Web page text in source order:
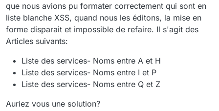
que nous avions pu formater correctement qui sont en
liste blanche XSS, quand nous les éditons, la mise en
forme disparait et impossible de refaire. Il s'agit des
Articles suivants:
Liste des services- Noms entre A et H
Liste des services- Noms entre I et P
Liste des services- Noms entre Q et Z
Auriez vous une solution?